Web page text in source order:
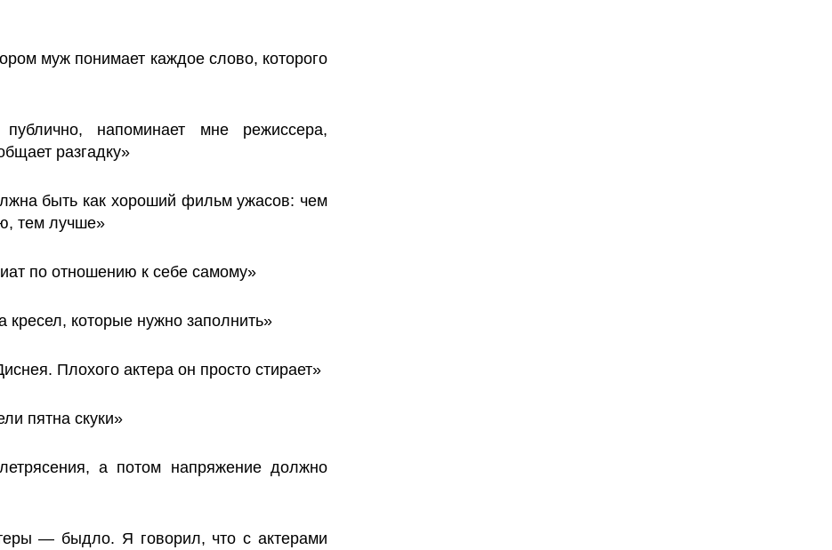
муж понимает каждое слово, которого
напоминает мне режиссера,
разгадку»
быть как хороший фильм ужасов: чем
тем лучше»
по отношению к себе самому»
кресел, которые нужно заполнить»
Плохого актера он просто стирает»
пятна скуки»
а потом напряжение должно
— быдло. Я говорил, что с актерами